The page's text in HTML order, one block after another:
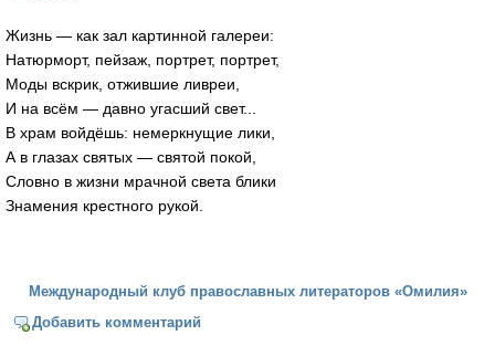
Жизнь — как зал картинной галереи:
Натюрморт, пейзаж, портрет, портрет,
Моды вскрик, отжившие ливреи,
И на всём — давно угасший свет...
В храм войдёшь: немеркнущие лики,
А в глазах святых — святой покой,
Словно в жизни мрачной света блики
Знамения крестного рукой.
Международный клуб православных литераторов «Омилия»
Добавить комментарий